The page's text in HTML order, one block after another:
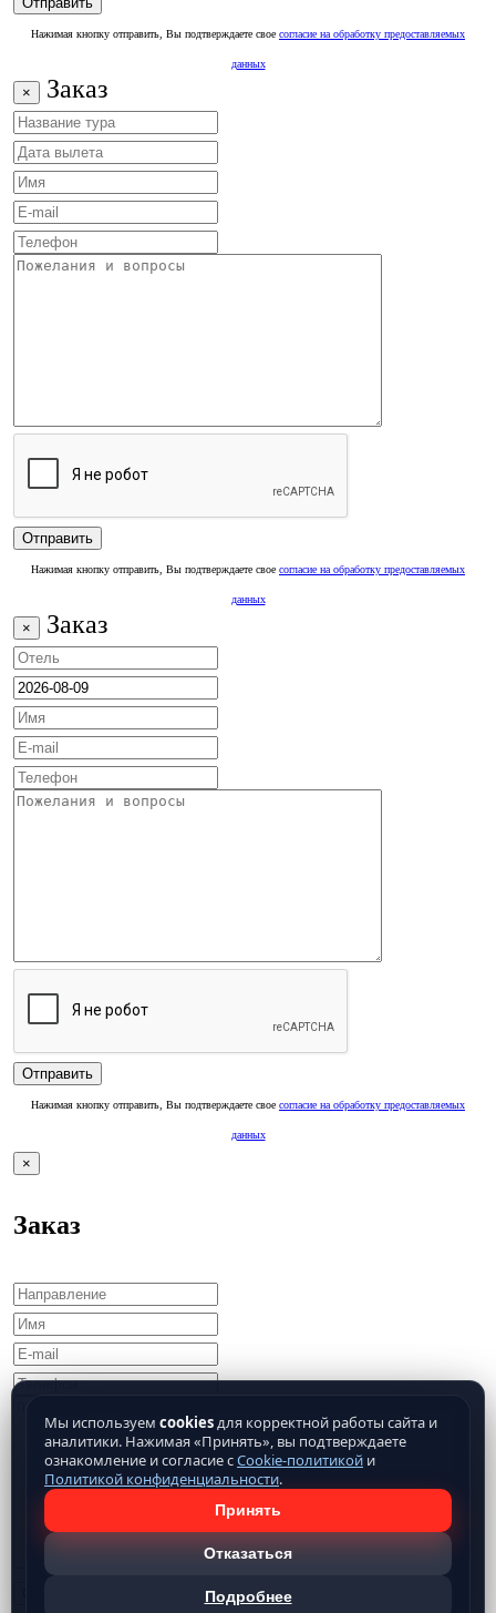
Нажимая кнопку отправить, Вы подтверждаете свое согласие на обработку предоставляемых
данных
× Заказ
Нажимая кнопку отправить, Вы подтверждаете свое согласие на обработку предоставляемых
данных
× Заказ
Нажимая кнопку отправить, Вы подтверждаете свое согласие на обработку предоставляемых
данных
×
Заказ
Мы используем cookiesдля корректной работы сайта и
аналитики. Нажимая «Принять», вы подтверждаете
ознакомление и согласие сCookie-политикой и
Политикой конфиденциальности.
Принять
Отказаться
Подробнее